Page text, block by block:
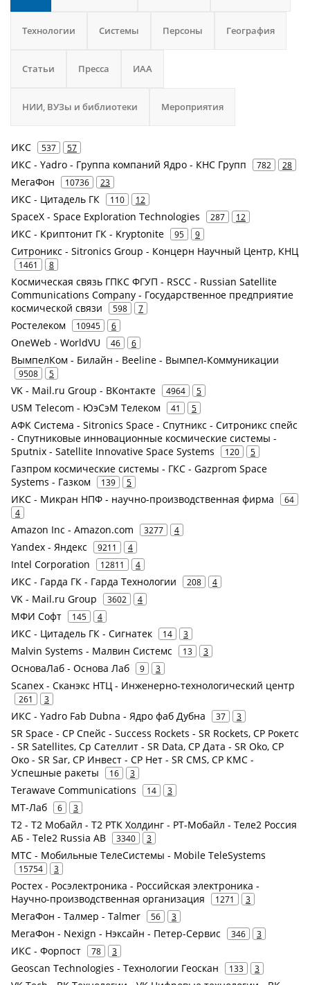
Технологии Системы Персоны География
Статьи Пресса ИАА
НИИ, ВУЗы и библиотеки Мероприятия
ИКС 537 57
ИКС - Yadro - Группа компаний Ядро - КНС Групп 782 28
МегаФон 10736 23
ИКС - Цитадель ГК 110 12
SpaceX - Space Exploration Technologies 287 12
ИКС - Криптонит ГК - Kryptonite 95 9
Ситроникс - Sitronics Group - Концерн Научный Центр, КНЦ
1461 8
Космическая связь ГПКС ФГУП - RSCC - Russian Satellite
Communications Company - Государственное предприятие
космической связи
598 7
Ростелеком 10945 6
OneWeb - WorldVU 46 6
ВымпелКом - Билайн - Beeline - Вымпел-Коммуникации
9508 5
VK - Mail.ru Group - ВКонтакте 4964 5
USM Telecom - ЮэСэМ Телеком 41 5
АФК Система - Sitronics Space - Спутникс - Ситроникс спейс
- Спутниковые инновационные космические системы -
Sputnix - Satellite Innovative Space Systems
120 5
Газпром космические системы - ГКС - Gazprom Space
Systems - Газком
139 5
ИКС - Микран НПФ - научно-производственная фирма
64
4
Amazon Inc - Amazon.com 3277 4
Yandex - Яндекс 9211 4
Intel Corporation 12811 4
ИКС - Гарда ГК - Гарда Технологии 208 4
VK - Mail.ru Group 3602 4
МФИ Софт 145 4
ИКС - Цитадель ГК - Сигнатек 14 3
Malvin Systems - Малвин Системс 13 3
ОсноваЛаб - Основа Лаб 9 3
Scanex - Сканэкс НТЦ - Инженерно-технологический центр
261 3
ИКС - Yadro Fab Dubna - Ядро фаб Дубна 37 3
SR Space - СР Спейс - Success Rockets - SR Rockets, СР Рокетс
- SR Satellites, Ср Сателлит - SR Data, СР Дата - SR Oko, СР
Око - SR Sar, СР Инвест - СР Нет - SR CMS, СР КМС -
Успешные ракеты
16 3
Terawave Communications 14 3
МТ-Лаб 6 3
Т2 - Т2 Мобайл - Т2 РТК Холдинг - РТ-Мобайл - Теле2 Россия
АБ - Tele2 Russia AB
3340 3
МТС - Мобильные ТелеСистемы - Mobile TeleSystems
15754 3
Ростех - Росэлектроника - Российская электроника -
Научно-производственная организация
1271 3
МегаФон - Талмер - Talmer 56 3
МегаФон - Nexign - Нэксайн - Петер-Сервис 346 3
ИКС - Форпост 78 3
Geoscan Technologies - Технологии Геоскан 133 3